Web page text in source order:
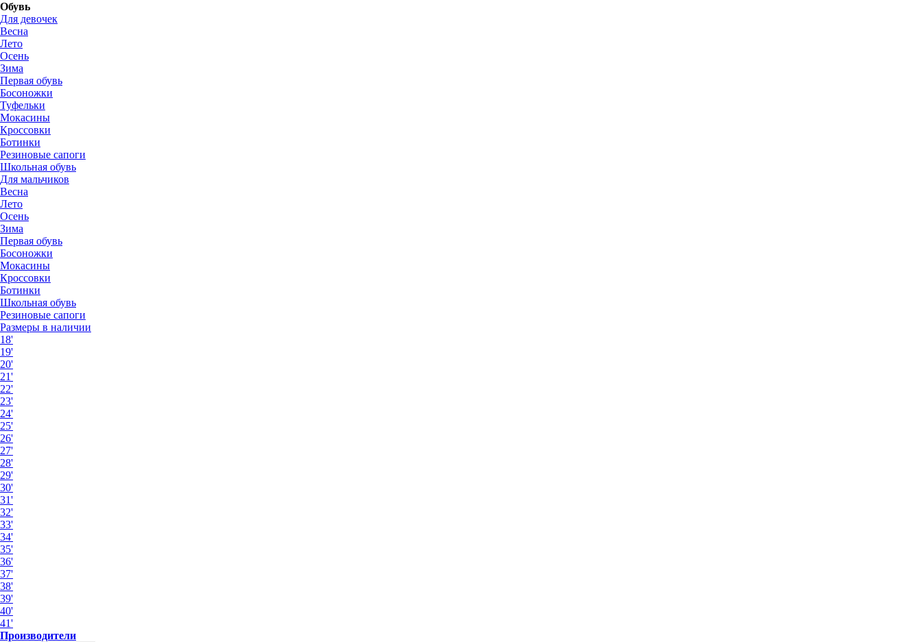
Обувь
Для девочек
Весна
Лето
Осень
Зима
Первая обувь
Босоножки
Туфельки
Мокасины
Кроссовки
Ботинки
Резиновые сапоги
Школьная обувь
Для мальчиков
Весна
Лето
Осень
Зима
Первая обувь
Босоножки
Мокасины
Кроссовки
Ботинки
Школьная обувь
Резиновые сапоги
Размеры в наличии
18'
19'
20'
21'
22'
23'
24'
25'
26'
27'
28'
29'
30'
31'
32'
33'
34'
35'
36'
37'
38'
39'
40'
41'
Производители